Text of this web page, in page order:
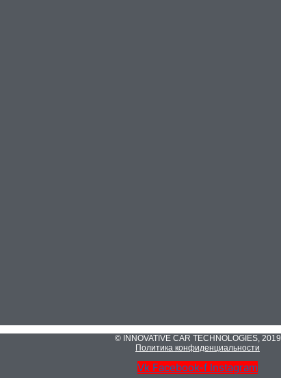
© INNOVATIVE CAR TECHNOLOGIES, 2019
Политика конфиденциальности
Vk Facebook-f Instagram